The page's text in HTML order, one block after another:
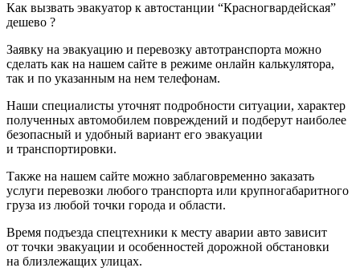
Как вызвать эвакуатор к автостанции “Красногвардейская”
дешево ?
Заявку на эвакуацию и перевозку автотранспорта можно
сделать как на нашем сайте в режиме онлайн калькулятора,
так и по указанным на нем телефонам.
Наши специалисты уточнят подробности ситуации, характер
полученных автомобилем повреждений и подберут наиболее
безопасный и удобный вариант его эвакуации
и транспортировки.
Также на нашем сайте можно заблаговременно заказать
услуги перевозки любого транспорта или крупногабаритного
груза из любой точки города и области.
Время подъезда спецтехники к месту аварии авто зависит
от точки эвакуации и особенностей дорожной обстановки
на близлежащих улицах.